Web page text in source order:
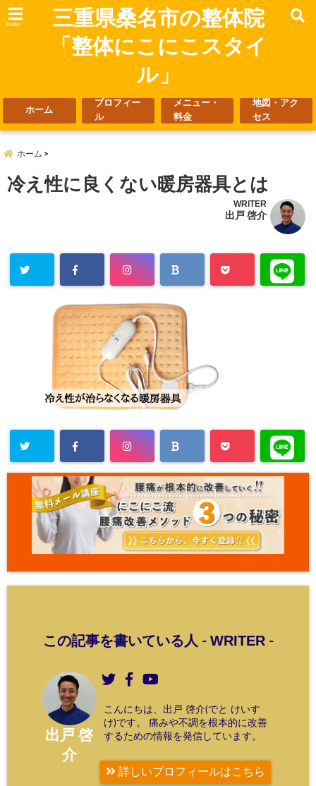
menu
三重県桑名市の整体院
「整体にこにこスタイ
ル」
ホーム
プロフィー
ル
メニュー・
料金
地図・アク
セス
ホーム
冷え性に良くない暖房器具とは
WRITER
出戸 啓介
この記事を書いている人 - WRITER-
出戸 啓
介
こんにちは、出戸 啓介(でと けいす
け)です。 痛みや不調を根本的に改善
するための情報を発信しています。
詳しいプロフィールはこちら